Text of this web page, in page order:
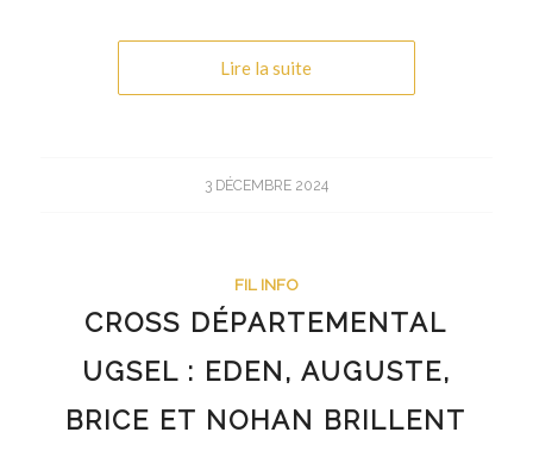
Lire la suite
3 DÉCEMBRE 2024
FIL INFO
CROSS DÉPARTEMENTAL
UGSEL : EDEN, AUGUSTE,
BRICE ET NOHAN BRILLENT